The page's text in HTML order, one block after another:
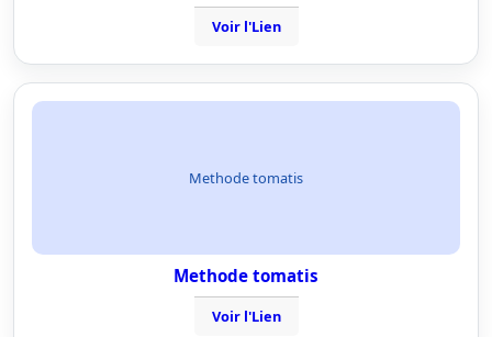
Voir l'Lien
Methode tomatis
Methode tomatis
Voir l'Lien